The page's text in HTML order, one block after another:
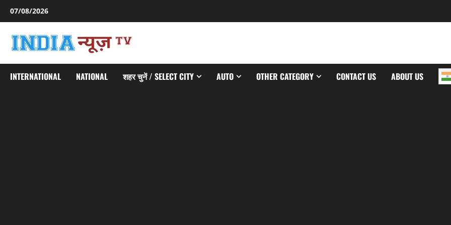
07/08/2026
INTERNATIONAL NATIONAL शहर चुनें / SELECT CITY AUTO OTHER CATEGORY CONTACT US ABOUT US